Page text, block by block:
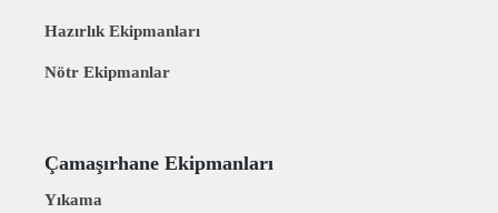
Hazırlık Ekipmanları
Nötr Ekipmanlar
Çamaşırhane Ekipmanları
Yıkama